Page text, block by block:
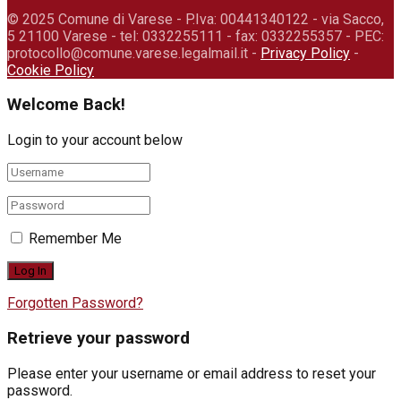
© 2025 Comune di Varese - P.Iva: 00441340122 - via Sacco,
5 21100 Varese - tel: 0332255111 - fax: 0332255357 - PEC:
protocollo@comune.varese.legalmail.it - Privacy Policy -
Cookie Policy
Welcome Back!
Login to your account below
Remember Me
Forgotten Password?
Retrieve your password
Please enter your username or email address to reset your
password.